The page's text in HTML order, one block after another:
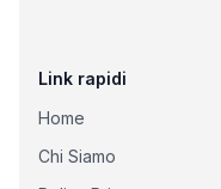
Link rapidi
Home
Chi Siamo